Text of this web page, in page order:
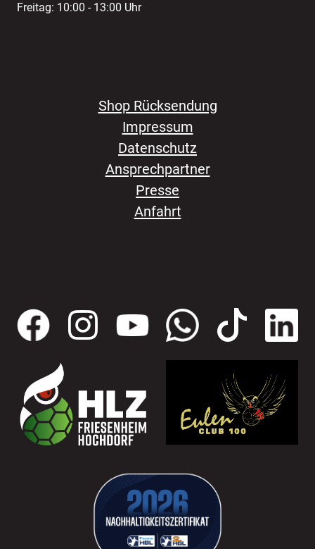
Freitag: 10:00 - 13:00 Uhr
Shop Rücksendung
Impressum
Datenschutz
Ansprechpartner
Presse
Anfahrt